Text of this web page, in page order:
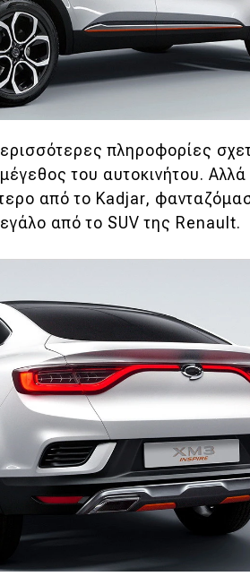
πληροφορίες
μέγεθος του αυτοκινήτου.
από το Kadjar,
από το SUV της Renault.